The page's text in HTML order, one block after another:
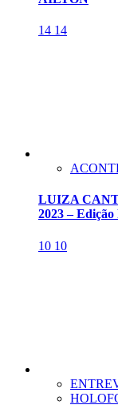
14 14
LUIZA
2023 – Edição
10 10